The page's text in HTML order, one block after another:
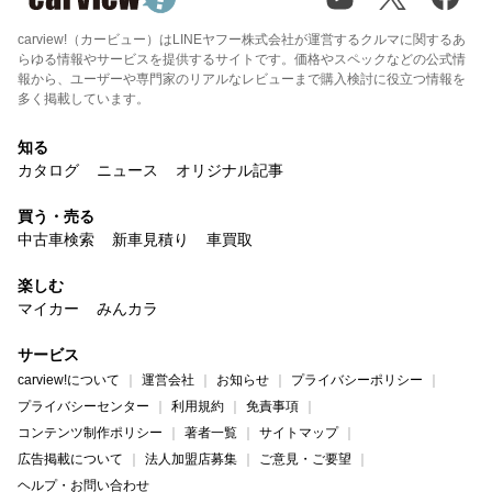
carview!（カービュー）はLINEヤフー株式会社が運営するクルマに関するあ
らゆる情報やサービスを提供するサイトです。価格やスペックなどの公式情
報から、ユーザーや専門家のリアルなレビューまで購入検討に役立つ情報を
多く掲載しています。
知る
カタログ
ニュース オリジナル記事
買う・売る
中古車検索
新車見積り 車買取
楽しむ
マイカー
みんカラ
サービス
carview!について 運営会社 お知らせ
プライバシーポリシー
プライバシーセンター
利用規約
免責事項
コンテンツ制作ポリシー
著者一覧
サイトマップ
広告掲載について
法人加盟店募集
ご意見・ご要望
ヘルプ・お問い合わせ